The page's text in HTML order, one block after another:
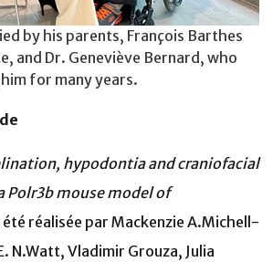
by his parents, François Barthes
and Dr. Geneviève Bernard, who
for many years.
hypodontia and craniofacial
Polr3b mouse model of
réalisée par Mackenzie A.Michell-
N.Watt, Vladimir Grouza, Julia